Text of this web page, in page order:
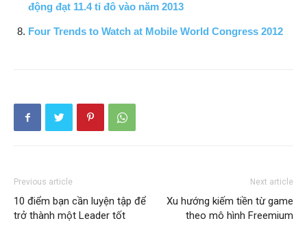
động đạt 11.4 tỉ đô vào năm 2013
Four Trends to Watch at Mobile World Congress 2012
Previous article
10 điểm bạn cần luyện tập để
trở thành một Leader tốt
Next article
Xu hướng kiếm tiền từ game
theo mô hình Freemium